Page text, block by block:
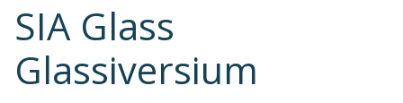
SIA Glass
Glassiversium